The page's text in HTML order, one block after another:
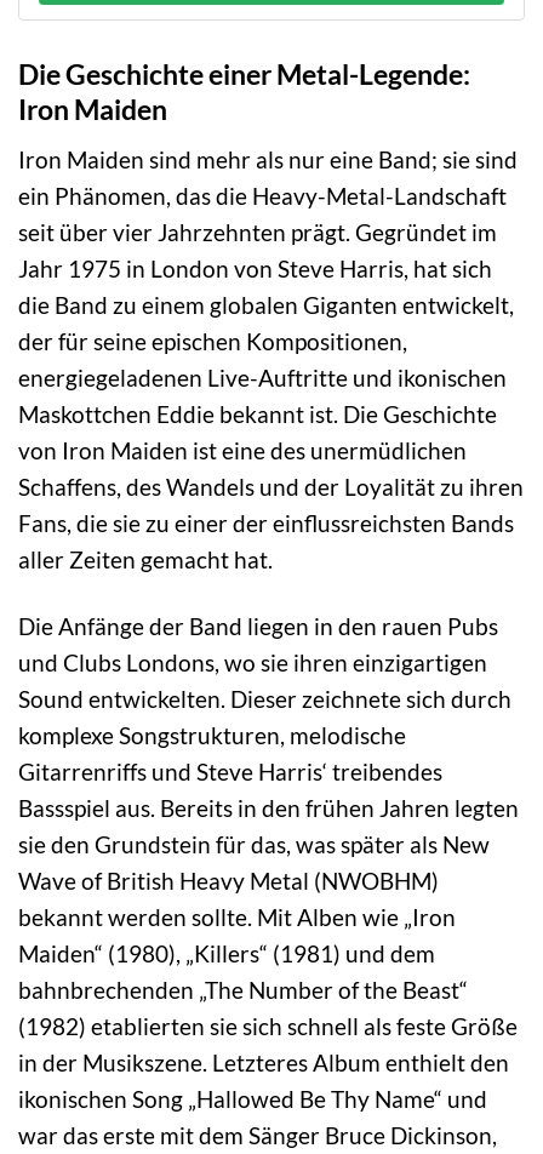
Die Geschichte einer Metal-Legende:
Iron Maiden
Iron Maiden sind mehr als nur eine Band; sie sind
ein Phänomen, das die Heavy-Metal-Landschaft
seit über vier Jahrzehnten prägt. Gegründet im
Jahr 1975 in London von Steve Harris, hat sich
die Band zu einem globalen Giganten entwickelt,
der für seine epischen Kompositionen,
energiegeladenen Live-Auftritte und ikonischen
Maskottchen Eddie bekannt ist. Die Geschichte
von Iron Maiden ist eine des unermüdlichen
Schaffens, des Wandels und der Loyalität zu ihren
Fans, die sie zu einer der einflussreichsten Bands
aller Zeiten gemacht hat.
Die Anfänge der Band liegen in den rauen Pubs
und Clubs Londons, wo sie ihren einzigartigen
Sound entwickelten. Dieser zeichnete sich durch
komplexe Songstrukturen, melodische
Gitarrenriffs und Steve Harris‘ treibendes
Bassspiel aus. Bereits in den frühen Jahren legten
sie den Grundstein für das, was später als New
Wave of British Heavy Metal (NWOBHM)
bekannt werden sollte. Mit Alben wie „Iron
Maiden“ (1980), „Killers“ (1981) und dem
bahnbrechenden „The Number of the Beast“
(1982) etablierten sie sich schnell als feste Größe
in der Musikszene. Letzteres Album enthielt den
ikonischen Song „Hallowed Be Thy Name“ und
war das erste mit dem Sänger Bruce Dickinson,